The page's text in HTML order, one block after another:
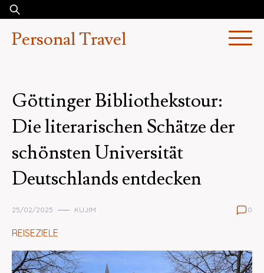
Skip
content
Suchen
Personal Travel
Göttinger Bibliothekstour:
Die literarischen Schätze der
schönsten Universität
Deutschlands entdecken
25/02/2025 KUJIM 0
REISEZIELE